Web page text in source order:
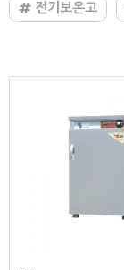
전기보온고